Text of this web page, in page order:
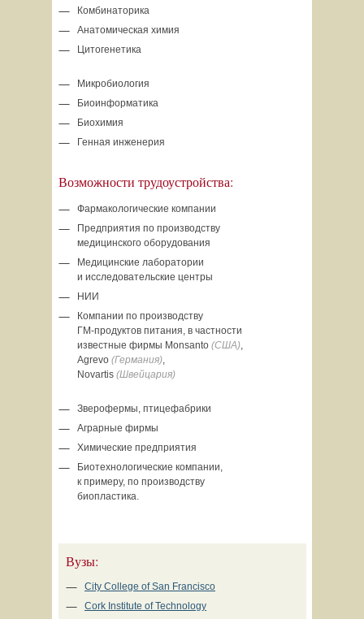
Комбинаторика
Анатомическая химия
Цитогенетика
Микробиология
Биоинформатика
Биохимия
Генная инженерия
Возможности трудоустройства:
Фармакологические компании
Предприятия по производству
медицинского оборудования
Медицинские лаборатории
и исследовательские центры
НИИ
Компании по производству
ГМ-продуктов питания, в частности
известные фирмы Моnsanto (США),
Agrevo (Германия),
Novartis (Швейцария)
Зверофермы, птицефабрики
Аграрные фирмы
Химические предприятия
Биотехнологические компании,
к примеру, по производству
биопластика.
Вузы:
City College of San Francisco
Cork Institute of Technology